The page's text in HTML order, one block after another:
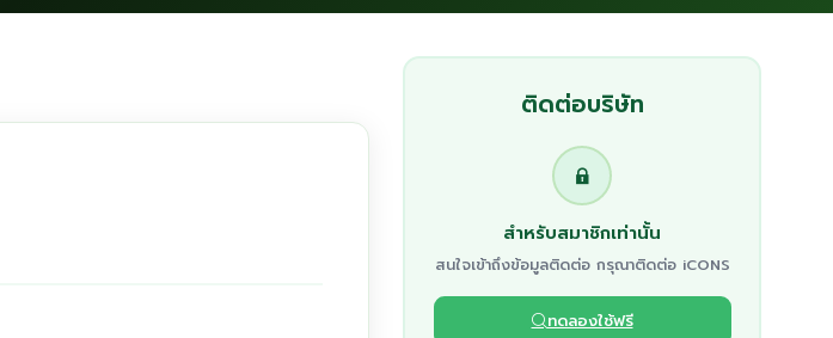
ติดต่อบริษัท
สำหรับสมาชิกเท่านั้น
สนใจเข้าถึงข้อมูลติดต่อ กรุณาติดต่อ iCONS
ทดลองใช้ฟรี